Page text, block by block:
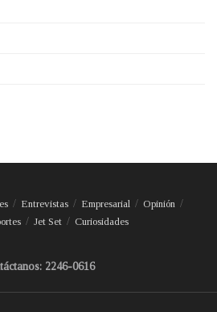
Entrevistas Empresarial
Opinión
Jet Set Curiosidades
2246-0616